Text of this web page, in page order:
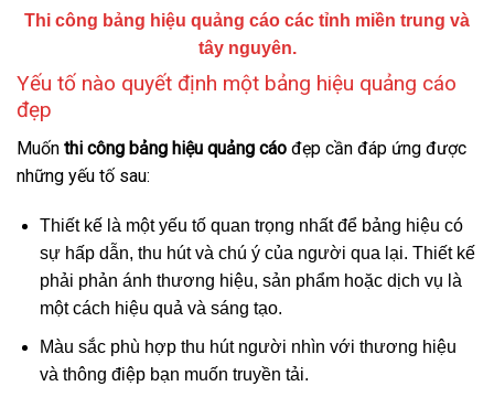
Thi công bảng hiệu quảng cáo các tỉnh miền trung và
tây nguyên.
Yếu tố nào quyết định một bảng hiệu quảng cáo
đẹp
Muốn thi công bảng hiệu quảng cáo đẹp cần đáp ứng được
những yếu tố sau:
Thiết kế là một yếu tố quan trọng nhất để bảng hiệu có
sự hấp dẫn, thu hút và chú ý của người qua lại. Thiết kế
phải phản ánh thương hiệu, sản phẩm hoặc dịch vụ là
một cách hiệu quả và sáng tạo.
Màu sắc phù hợp thu hút người nhìn với thương hiệu
và thông điệp bạn muốn truyền tải.